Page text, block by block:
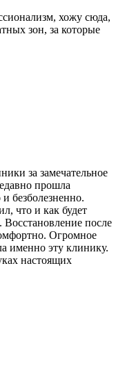
хожу сюда,
зон, за которые
за замечательное
прошла
безболезненно.
что и как будет
Восстановление после
Огромное
именно эту клинику.
настоящих